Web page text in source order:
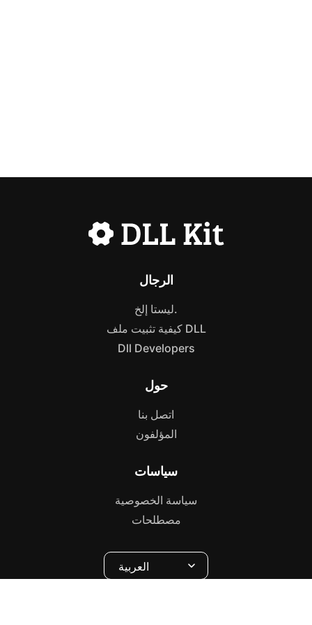
الرجال
ليستا إلخ.
كيفية تثبيت ملف DLL
Dll Developers
حول
اتصل بنا
المؤلفون
سياسات
سياسة الخصوصية
مصطلحات
العربية